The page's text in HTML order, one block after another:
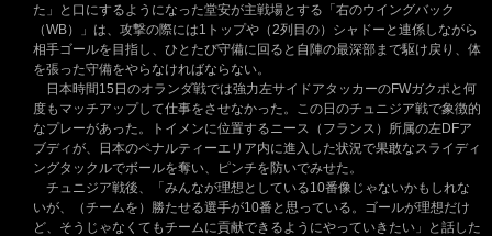
た」と口にするようになった堂安が主戦場とする「右のウイングバック
（WB）」は、攻撃の際には1トップや（2列目の）シャドーと連係しながら
相手ゴールを目指し、ひとたび守備に回ると自陣の最深部まで駆け戻り、体
を張った守備をやらなければならない。
日本時間15日のオランダ戦では強力左サイドアタッカーのFWガクポと何
度もマッチアップして仕事をさせなかった。この日のチュニジア戦で象徴的
なプレーがあった。トイメンに位置するニース（フランス）所属の左DFア
ブディが、日本のペナルティーエリア内に進入した状況で果敢なスライディ
ングタックルでボールを奪い、ピンチを防いでみせた。
チュニジア戦後、「みんなが理想としている10番像じゃないかもしれな
いが、（チームを）勝たせる選手が10番と思っている。ゴールが理想だけ
ど、そうじゃなくてもチームに貢献できるようにやっていきたい」と話した